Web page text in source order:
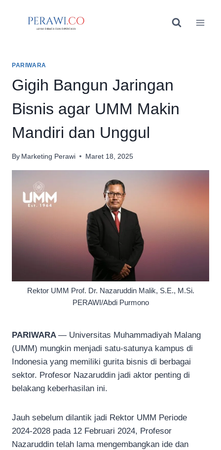
PARIWARA
Gigih Bangun Jaringan
Bisnis agar UMM Makin
Mandiri dan Unggul
By Marketing Perawi Maret 18, 2025
Rektor UMM Prof. Dr. Nazaruddin Malik, S.E., M.Si.
PERAWI/Abdi Purmono
PARIWARA — Universitas Muhammadiyah Malang
(UMM) mungkin menjadi satu-satunya kampus di
Indonesia yang memiliki gurita bisnis di berbagai
sektor. Profesor Nazaruddin jadi aktor penting di
belakang keberhasilan ini.
Jauh sebelum dilantik jadi Rektor UMM Periode
2024-2028 pada 12 Februari 2024, Profesor
Nazaruddin telah lama mengembangkan ide dan